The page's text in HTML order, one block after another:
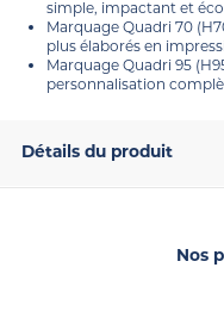
simple, impactant et
Marquage Quadri 70
plus élaborés en
Marquage Quadri 95
personnalisation
Détails du produit
Nos